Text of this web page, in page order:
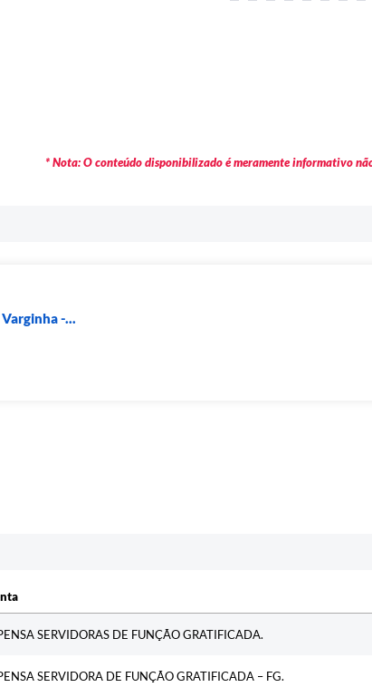
* Nota: O conteúdo disponibilizado é meramente informativo
-...
SERVIDORAS DE FUNÇÃO GRATIFICADA.
SERVIDORA DE FUNÇÃO GRATIFICADA – FG.